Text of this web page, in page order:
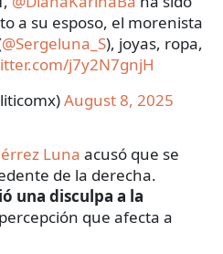
a su esposo, el morenista
@Sergeluna_S), joyas, ropa,
j7y2N7gnjH
August 8, 2025
Luna acusó que se
de la derecha.
una disculpa a la
que afecta a